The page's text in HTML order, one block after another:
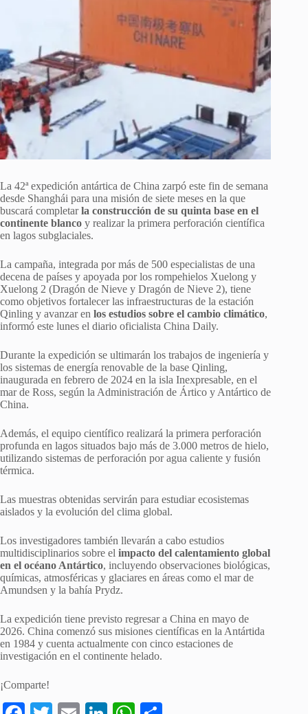
La 42ª expedición antártica de China zarpó este fin de semana
desde Shanghái para una misión de siete meses en la que
buscará completarla construcción de su quinta base en el
continente blanco y realizar la primera perforación científica
en lagos subglaciales.
La campaña, integrada por más de 500 especialistas de una
decena de países y apoyada por los rompehielos Xuelong y
Xuelong 2 (Dragón de Nieve y Dragón de Nieve 2), tiene
como objetivos fortalecer las infraestructuras de la estación
Qinling y avanzar en los estudios sobre el cambio climático,
informó este lunes el diario oficialista China Daily.
Durante la expedición se ultimarán los trabajos de ingeniería y
los sistemas de energía renovable de la base Qinling,
inaugurada en febrero de 2024 en la isla Inexpresable, en el
mar de Ross, según la Administración de Ártico y Antártico de
China.
Además, el equipo científico realizará la primera perforación
profunda en lagos situados bajo más de 3.000 metros de hielo,
utilizando sistemas de perforación por agua caliente y fusión
térmica.
Las muestras obtenidas servirán para estudiar ecosistemas
aislados y la evolución del clima global.
Los investigadores también llevarán a cabo estudios
multidisciplinarios sobre el impacto del calentamiento global
en el océano Antártico, incluyendo observaciones biológicas,
químicas, atmosféricas y glaciares en áreas como el mar de
Amundsen y la bahía Prydz.
La expedición tiene previsto regresar a China en mayo de
2026. China comenzó sus misiones científicas en la Antártida
en 1984 y cuenta actualmente con cinco estaciones de
investigación en el continente helado.
¡Comparte!